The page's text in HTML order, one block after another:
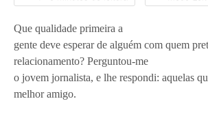
Que qualidade primeira a
gente deve esperar de alguém com quem
relacionamento? Perguntou-me
o jovem jornalista, e lhe respondi: aquelas
melhor amigo.